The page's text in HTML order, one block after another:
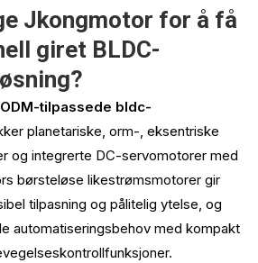
Jkongmotor for å få
giret BLDC-
ODM-tilpassede bldc-
planetariske, orm-, eksentriske
og integrerte DC-servomotorer med
børsteløse likestrømsmotorer gir
tilpasning og pålitelig ytelse, og
automatiseringsbehov med kompakt